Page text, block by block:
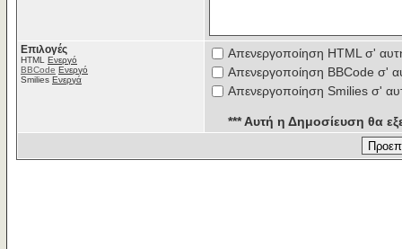
Επιλογές
HTML Ενεργό
BBCode Ενεργό
Smilies Ενεργά
Απενεργοποίηση HTML σ'
Απενεργοποίηση BBCode σ'
Απενεργοποίηση Smilies σ'
*** Αυτή η Δημοσίευση θα